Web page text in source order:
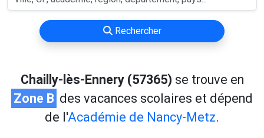
Rechercher
Chailly-lès-Ennery (57365) se trouve en
Zone B des vacances scolaires et dépend
de l'Académie de Nancy-Metz.